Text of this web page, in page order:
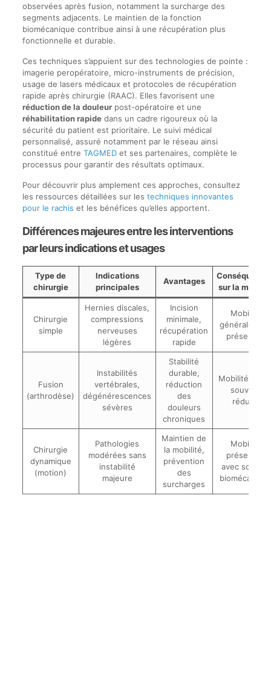
observées après fusion, notamment la surcharge des
segments adjacents. Le maintien de la fonction
biomécanique contribue ainsi à une récupération plus
fonctionnelle et durable.
Ces techniques s’appuient sur des technologies de pointe :
imagerie peropératoire, micro-instruments de précision,
usage de lasers médicaux et protocoles de récupération
rapide après chirurgie (RAAC). Elles favorisent une
réduction de la douleurpost-opératoire et une
réhabilitation rapidedans un cadre rigoureux où la
sécurité du patient est prioritaire. Le suivi médical
personnalisé, assuré notamment par le réseau ainsi
constitué entre TAGMEDet ses partenaires, complète le
processus pour garantir des résultats optimaux.
Pour découvrir plus amplement ces approches, consultez
les ressources détaillées sur les techniques innovantes
pour le rachis et les bénéfices qu’elles apportent.
Différences majeures entre les interventions
par leurs indications et usages
Type de
chirurgie
Indications
principales
Avantages
sur la
Chirurgie
simple
Hernies discales,
compressions
nerveuses
légères
Incision
minimale,
récupération
rapide
Mobilité
préservée
Fusion
(arthrodèse)
Instabilités
vertébrales,
dégénérescences
sévères
Stabilité
durable,
réduction
des
douleurs
chroniques
Mobilité
souvent
réduite
Chirurgie
dynamique
(motion)
Pathologies
modérées sans
instabilité
majeure
Maintien de
la mobilité,
prévention
des
surcharges
Mobilité
préservée
avec soutien